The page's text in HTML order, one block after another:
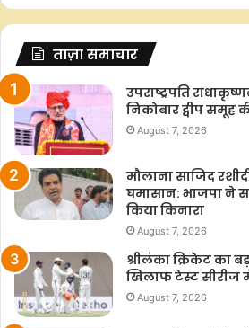
ताज़ा समाचार
उपराष्ट्रपति
निकोबार द्वीप समूह
August 7, 2026
मौलाना साजिद
घमासान: भाजपा ने
किया किनारा
August 7, 2026
श्रीलंका क्रिकेट का
खिलाफ टेस्ट सीरीज में
August 7, 2026